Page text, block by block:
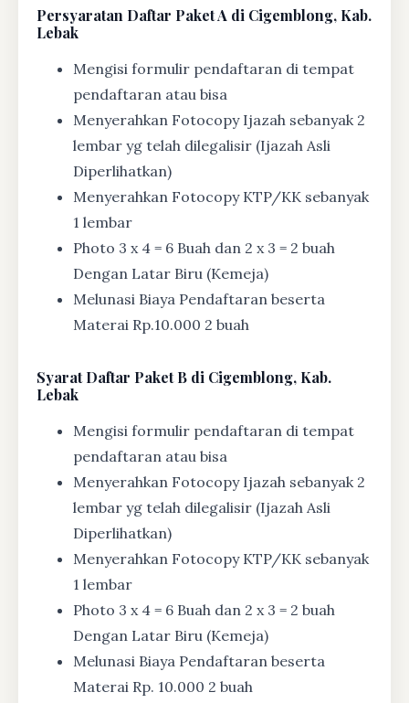
Persyaratan Daftar Paket A di Cigemblong, Kab.
Lebak
Mengisi formulir pendaftaran di tempat
pendaftaran atau bisa
Menyerahkan Fotocopy Ijazah sebanyak 2
lembar yg telah dilegalisir (Ijazah Asli
Diperlihatkan)
Menyerahkan Fotocopy KTP/KK sebanyak
1 lembar
Photo 3 x 4 = 6 Buah dan 2 x 3 = 2 buah
Dengan Latar Biru (Kemeja)
Melunasi Biaya Pendaftaran beserta
Materai Rp.10.000 2 buah
SyaratDaftar Paket B di Cigemblong, Kab.
Lebak
Mengisi formulir pendaftaran di tempat
pendaftaran atau bisa
Menyerahkan Fotocopy Ijazah sebanyak 2
lembar yg telah dilegalisir (Ijazah Asli
Diperlihatkan)
Menyerahkan Fotocopy KTP/KK sebanyak
1 lembar
Photo 3 x 4 = 6 Buah dan 2 x 3 = 2 buah
Dengan Latar Biru (Kemeja)
Melunasi Biaya Pendaftaran beserta
Materai Rp. 10.000 2 buah